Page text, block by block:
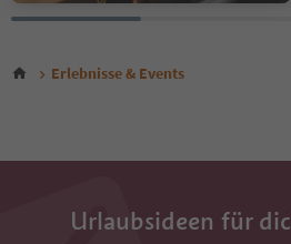
Erlebnisse & Events
Urlaubsideen für